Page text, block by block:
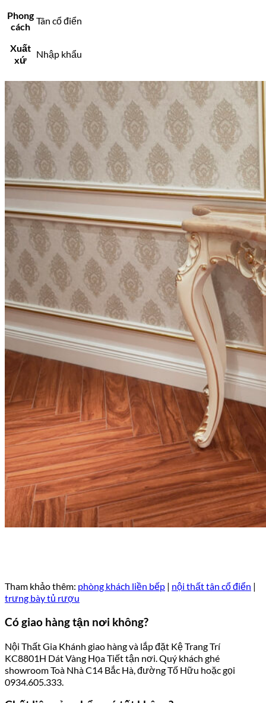
Phong
cách
Tân cổ điển
Xuất
xứ
Nhập khẩu
Tham khảo thêm: phòng khách liền bếp | nội thất tân cổ điển |
trưng bày tủ rượu
Có giao hàng tận nơi không?
Nội Thất Gia Khánh giao hàng và lắp đặt Kệ Trang Trí
KC8801H Dát Vàng Họa Tiết tận nơi. Quý khách ghé
showroom Toà Nhà C14 Bắc Hà, đường Tố Hữu hoặc gọi
0934.605.333.